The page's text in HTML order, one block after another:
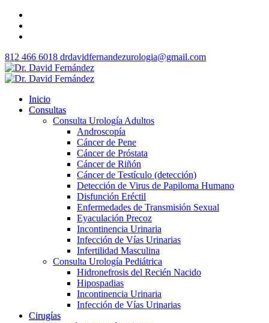
812 466 6018 drdavidfernandezurologia@gmail.com
Inicio
Consultas
Consulta Urología Adultos
Androscopía
Cáncer de Pene
Cáncer de Próstata
Cáncer de Riñón
Cáncer de Testículo (detección)
Detección de Virus de Papiloma Humano
Disfunción Eréctil
Enfermedades de Transmisión Sexual
Eyaculación Precoz
Incontinencia Urinaria
Infección de Vías Urinarias
Infertilidad Masculina
Consulta Urología Pediátrica
Hidronefrosis del Recién Nacido
Hipospadias
Incontinencia Urinaria
Infección de Vías Urinarias
Cirugías